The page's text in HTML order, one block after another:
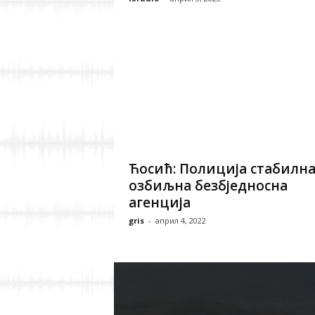
Ћосић: Полиција
озбиљна безбједносна
агенција
gris - април 4, 2022